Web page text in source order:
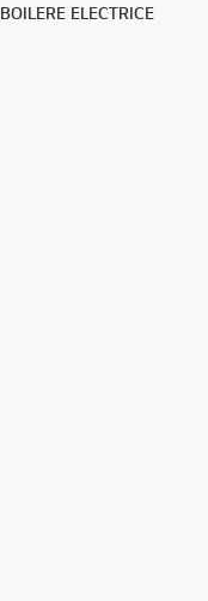
BOILERE ELECTRICE